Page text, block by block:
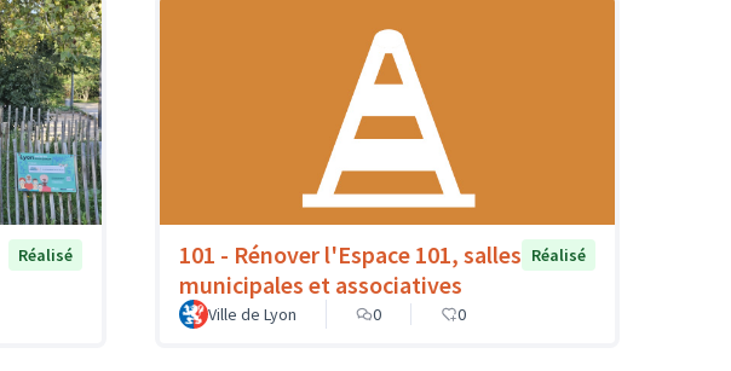
Réalisé
101 - Rénover l'Espace 101, salles
municipales et associatives
Réalisé
Ville de Lyon 0 0